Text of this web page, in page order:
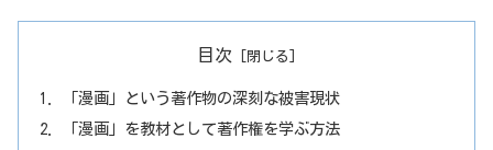
目次
「漫画」という著作物の深刻な被害現状
「漫画」を教材として著作権を学ぶ方法